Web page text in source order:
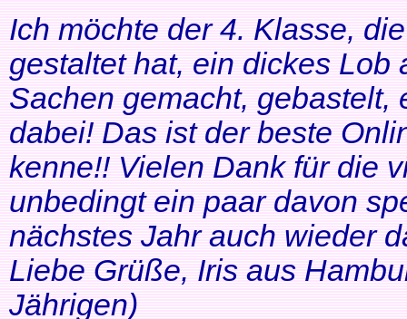
Ich möchte der 4. Klasse,
gestaltet hat, ein dickes Lob
Sachen gemacht, gebastelt,
dabei! Das ist der beste
kenne!! Vielen Dank für die
unbedingt ein paar davon
nächstes Jahr auch wieder
Liebe Grüße, Iris aus
Jährigen)